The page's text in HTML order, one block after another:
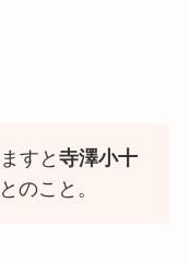
すと寺澤小十
とのこと。